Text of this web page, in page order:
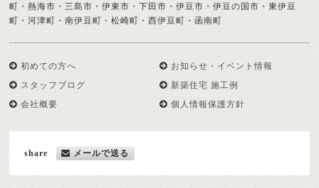
町・熱海市・三島市・伊東市・下田市・伊豆市・伊豆の国市・東伊豆
町・河津町・南伊豆町・松崎町・西伊豆町・函南町
初めての方へ
お知らせ・イベント情報
スタッフブログ
新築住宅 施工例
会社概要
個人情報保護方針
share メールで送る